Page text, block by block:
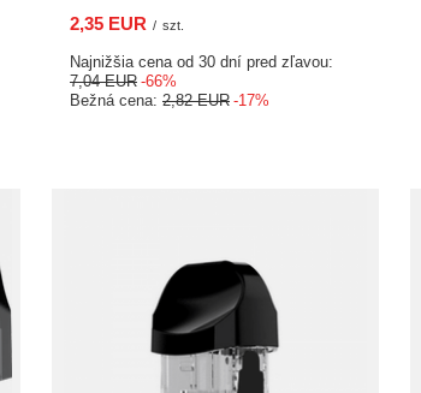
2,35 EUR / szt.
Najnižšia cena od 30 dní pred zľavou:
7,04 EUR -66%
Bežná cena: 2,82 EUR -17%